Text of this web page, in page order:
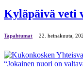
Kyläpäivä veti
Tapahtumat 22. heinäkuuta,